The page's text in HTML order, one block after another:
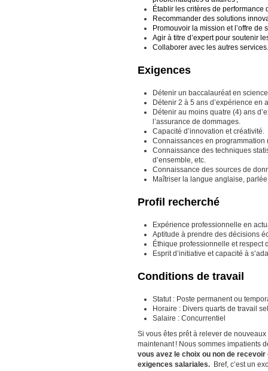
Établir les critères de performance
Recommander des solutions
Promouvoir la mission et l’offre de
Agir à titre d’expert pour soutenir
Collaborer avec les autres services.
Exigences
Détenir un baccalauréat en
Détenir 2 à 5 ans d’expérience en
Détenir au moins quatre (4) ans
l’assurance de dommages.
Capacité d’innovation et créativité.
Connaissances en programmation
Connaissance des techniques
d’ensemble, etc.
Connaissance des sources de
Maîtriser la langue anglaise,
Profil recherché
Expérience professionnelle en
Aptitude à prendre des décisions
Éthique professionnelle et respect
Esprit d’initiative et capacité à
Conditions de travail
Statut : Poste permanent ou
Horaire : Divers quarts de travail
Salaire : Concurrentiel
Si vous êtes prêt à relever de
maintenant ! Nous sommes impatients
vous avez le choix ou non de
exigences salariales. Bref, c’est un